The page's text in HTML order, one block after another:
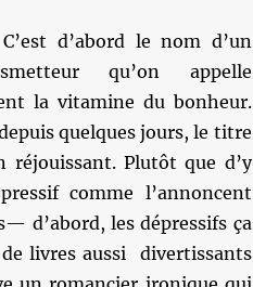
d’abord le nom d’un
qu’on appelle
la vitamine du bonheur.
quelques jours, le titre
réjouissant. Plutôt que d’y
comme l’annoncent
d’abord, les dépressifs ça
livres aussi divertissants